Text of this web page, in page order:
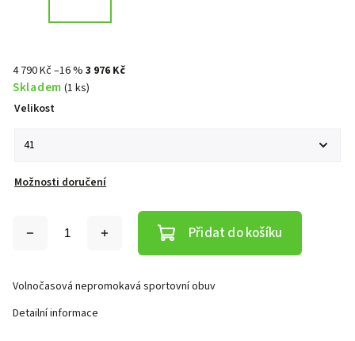
4 790 Kč–16 % 3 976 Kč
Skladem (1 ks)
Velikost
Možnosti doručení
Přidat do košíku
Volnočasová nepromokavá sportovní obuv
Detailní informace